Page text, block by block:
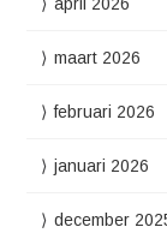
maart 2026
februari 2026
januari 2026
december